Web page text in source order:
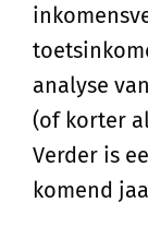
analyse
(of korter
Verder is
komend